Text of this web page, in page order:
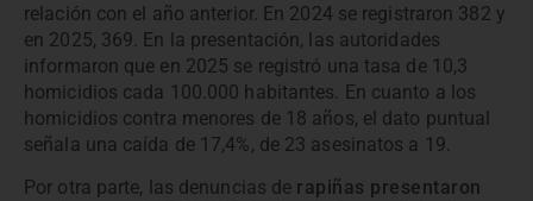
relación con el año anterior. En 2024 se registraron 382 y
en 2025, 369. En la presentación, las autoridades
informaron que en 2025 se registró una tasa de 10,3
homicidios cada 100.000 habitantes. En cuanto a los
homicidios contra menores de 18 años, el dato puntual
señala una caída de 17,4%, de 23 asesinatos a 19.
Por otra parte, las denuncias de rapiñas presentaron